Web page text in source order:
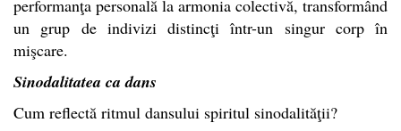
performanţa personală la armonia colectivă, transformând
un grup de indivizi distincţi într-un singur corp în
mişcare.
Sinodalitatea ca dans
Cum reflectă ritmul dansului spiritul sinodalităţii?